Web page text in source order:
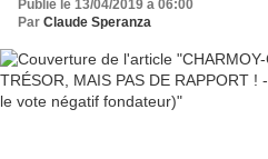
Publié le 13/04/2019 à 06:00
Par Claude Speranza